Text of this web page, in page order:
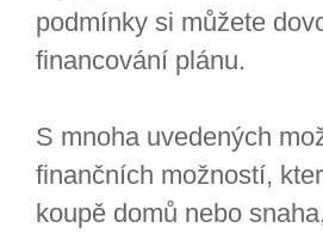
podmínky si můžete
financování plánu.
S mnoha uvedených
finančních možností,
koupě domů nebo